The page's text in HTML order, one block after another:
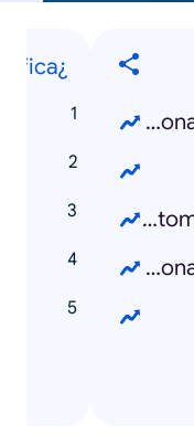
Coronavirus en Colombia
Síntomas del coronavirus
Casos de coronavirus en Colombia
¿Qué significa...?